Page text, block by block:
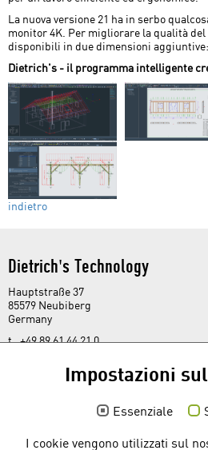
La nuova versione 21 ha in serbo
monitor 4K. Per migliorare la qualità
disponibili in due dimensioni aggiuntive:
Dietrich's - il programma intelligente
indietro
Dietrich's Technology
Hauptstraße 37
85579 Neubiberg
Germany
t. +49 89 61 44 21 0
dietrichs.com
Impostazioni
Essenziale
I cookie vengono utilizzati sul